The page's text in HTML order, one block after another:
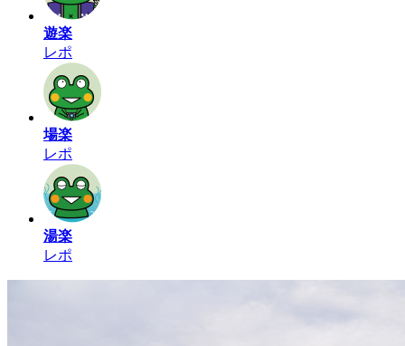
遊楽
レポ
場楽
レポ
湯楽
レポ